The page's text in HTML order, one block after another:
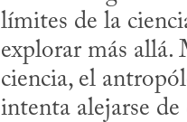
límites de la
explorar más allá.
ciencia, el
intenta alejarse de